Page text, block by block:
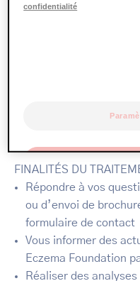
Finalités des
personnel par nos
FINALITÉS DU
Répondre à vos
ou d’envoi de
formulaire de contact
Vous informer des
Eczema Foundation
Réaliser des
confidentialité